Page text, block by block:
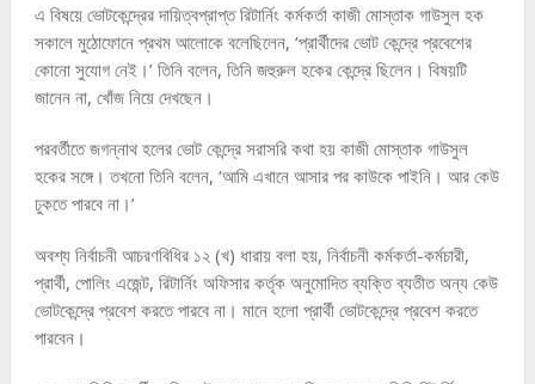
এ বিষয়ে ভোটকেন্দ্রের দায়িত্বপ্রাপ্ত রিটার্নিং কর্মকর্তা কাজী মোস্তাক গাউসুল হক
সকালে মুঠোফোনে প্রথম আলোকে বলেছিলেন, ‘প্রার্থীদের ভোট কেন্দ্রে প্রবেশের
কোনো সুযোগ নেই।’ তিনি বলেন, তিনি জহুরুল হকের কেন্দ্রে ছিলেন। বিষয়টি
জানেন না, খোঁজ নিয়ে দেখছেন।
পরবর্তীতে জগন্নাথ হলের ভোট কেন্দ্রে সরাসরি কথা হয় কাজী মোস্তাক গাউসুল
হকের সঙ্গে। তখনো তিনি বলেন, ‘আমি এখানে আসার পর কাউকে পাইনি। আর কেউ
ঢুকতে পারবে না।’
অবশ্য নির্বাচনী আচরণবিধির ১২ (খ) ধারায় বলা হয়, নির্বাচনী কর্মকর্তা-কর্মচারী,
প্রার্থী, পোলিং এজেন্ট, রিটার্নিং অফিসার কর্তৃক অনুমোদিত ব্যক্তি ব্যতীত অন্য কেউ
ভোটকেন্দ্রে প্রবেশ করতে পারবে না। মানে হলো প্রার্থী ভোটকেন্দ্রে প্রবেশ করতে
পারবেন।